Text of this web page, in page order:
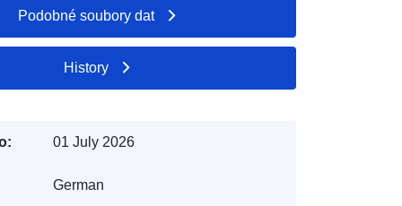
Podobné soubory dat
History
01 July 2026
German